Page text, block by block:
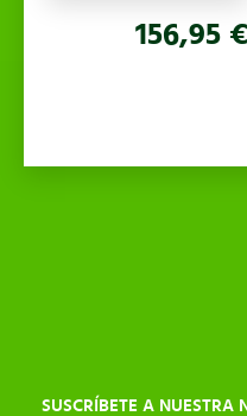
156,95 €
SUSCRÍBETE A NUESTRA